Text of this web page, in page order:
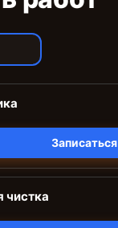
Записаться
чистка